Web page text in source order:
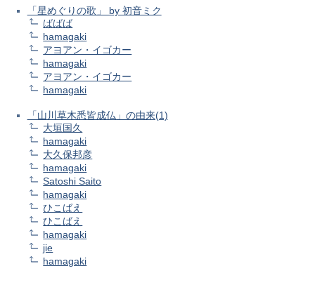
「星めぐりの歌」 by 初音ミク
ばばば
hamagaki
アヨアン・イゴカー
hamagaki
アヨアン・イゴカー
hamagaki
「山川草木悉皆成仏」の由来(1)
大垣国久
hamagaki
大久保邦彦
hamagaki
Satoshi Saito
hamagaki
ひこばえ
ひこばえ
hamagaki
jie
hamagaki